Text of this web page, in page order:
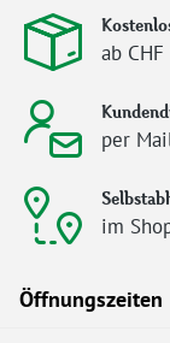
ab
per
im
Öffnungszeiten